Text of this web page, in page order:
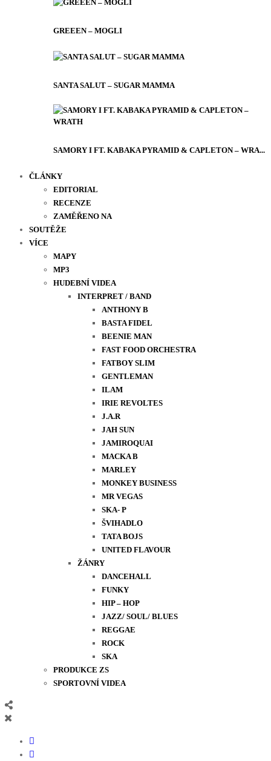
GREEEN – MOGLI
SANTA SALUT – SUGAR MAMMA
SAMORY I FT. KABAKA PYRAMID & CAPLETON – WRA...
ČLÁNKY
EDITORIAL
RECENZE
ZAMĚŘENO NA
SOUTĚŽE
VÍCE
MAPY
MP3
HUDEBNÍ VIDEA
INTERPRET / BAND
ANTHONY B
BASTA FIDEL
BEENIE MAN
FAST FOOD ORCHESTRA
FATBOY SLIM
GENTLEMAN
ILAM
IRIE REVOLTES
J.A.R
JAH SUN
JAMIROQUAI
MACKA B
MARLEY
MONKEY BUSINESS
MR VEGAS
SKA- P
ŠVIHADLO
TATA BOJS
UNITED FLAVOUR
ŽÁNRY
DANCEHALL
FUNKY
HIP – HOP
JAZZ/ SOUL/ BLUES
REGGAE
ROCK
SKA
PRODUKCE ZS
SPORTOVNÍ VIDEA